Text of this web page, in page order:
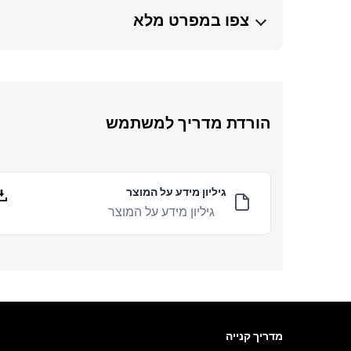
צפו במפרט מלא
הורדת מדריך למשתמש
גיליון מידע על המוצר
גיליון מידע על המוצר
מדריך קנייה